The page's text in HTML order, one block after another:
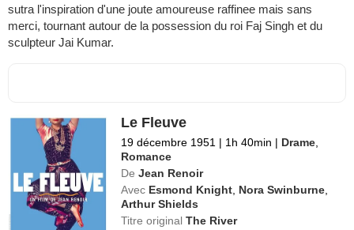
sutra l'inspiration d'une joute amoureuse raffinee mais sans
merci, tournant autour de la possession du roi Faj Singh et du
sculpteur Jai Kumar.
Le Fleuve
19 décembre 1951 | 1h 40min | Drame
Romance
De Jean Renoir
Avec Esmond Knight Nora Swinburne
Arthur Shields
Titre originalThe River